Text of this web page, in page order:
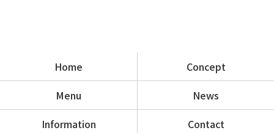
Home
Concept
Menu
News
Information
Contact